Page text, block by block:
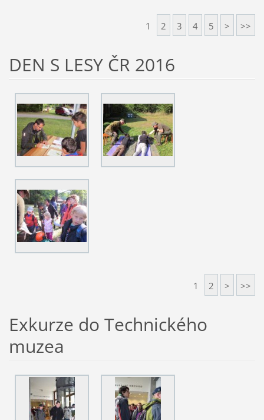
1 2 3 4 5 > >>
DEN S LESY ČR 2016
1 2 > >>
Exkurze do Technického
muzea